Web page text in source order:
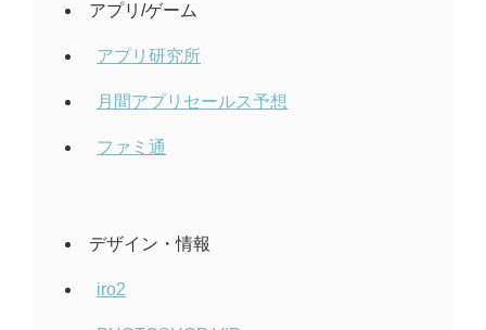
アプリ/ゲーム
アプリ研究所
月間アプリセールス予想
ファミ通
デザイン・情報
iro2